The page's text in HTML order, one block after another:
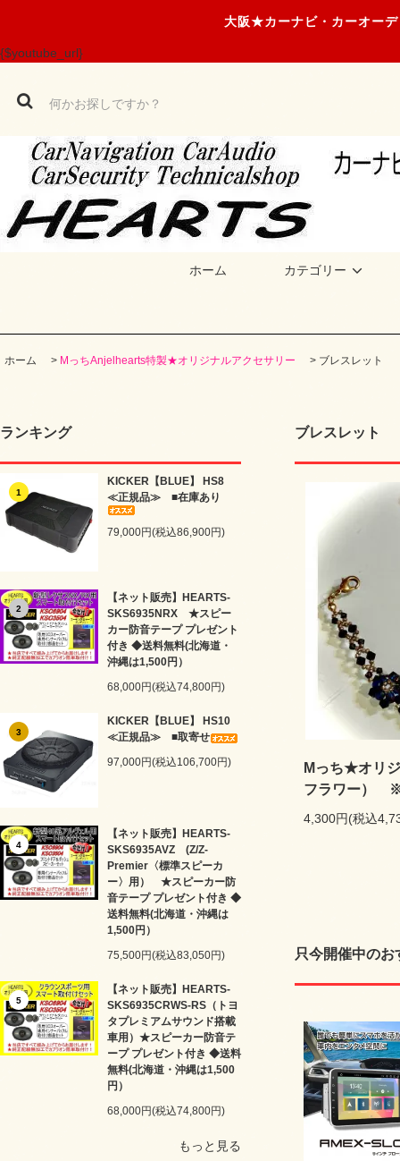
大阪★カーナビ・カーオー
{$youtube_url}
ホーム カテゴリー
ホーム > MっちAnjelhearts特製★オリジナルアクセサリー > ブレスレット
ランキング
1
KICKER【BLUE】 HS8
≪正規品≫ ■在庫あり
79,000円(税込86,900円)
2
【ネット販売】HEARTS-
SKS6935NRX ★スピー
カー防音テープ プレゼント
付き ◆送料無料(北海道・
沖縄は1,500円）
68,000円(税込74,800円)
3
KICKER【BLUE】 HS10
≪正規品≫ ■取寄せ
97,000円(税込106,700円)
4
【ネット販売】HEARTS-
SKS6935AVZ (Z/Z-
Premier〈標準スピーカ
ー〉用） ★スピーカー防
音テープ プレゼント付き ◆
送料無料(北海道・沖縄は
1,500円）
75,500円(税込83,050円)
5
【ネット販売】HEARTS-
SKS6935CRWS-RS（トヨ
タプレミアムサウンド搭載
車用）★スピーカー防音テ
ープ プレゼント付き ◆送料
無料(北海道・沖縄は1,500
円）
68,000円(税込74,800円)
もっと見る
ブレスレット
Mっち★オリ
フラワー）
4,300円(税込
只今開催中の